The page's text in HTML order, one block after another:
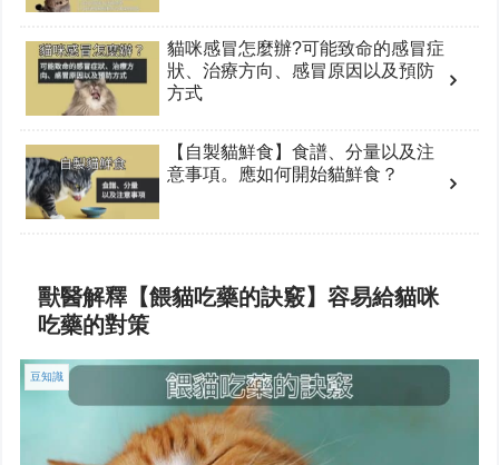
貓咪感冒怎麼辦?可能致命的感冒症
狀、治療方向、感冒原因以及預防
方式
【自製貓鮮食】食譜、分量以及注
意事項。應如何開始貓鮮食？
獸醫解釋【餵貓吃藥的訣竅】容易給貓咪
吃藥的對策
豆知識